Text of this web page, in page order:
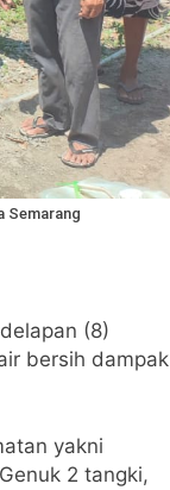
Semarang
(8)
bersih dampak
yakni
2 tangki,